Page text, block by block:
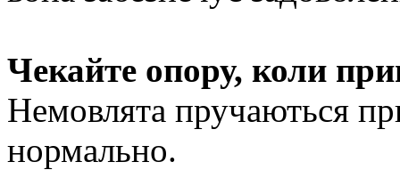
Чекайте опору, коли
Немовлята пручаються
нормально.